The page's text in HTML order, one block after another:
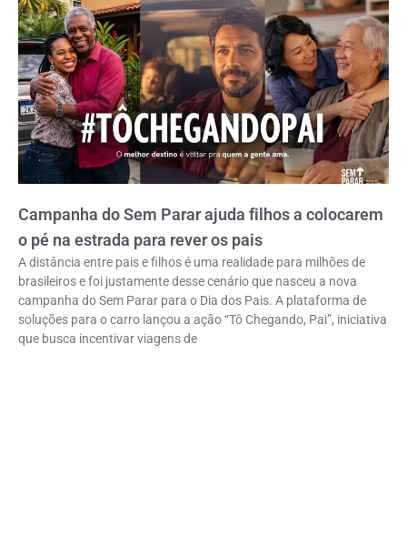
Campanha do Sem Parar ajuda filhos a colocarem
o pé na estrada para rever os pais
A distância entre pais e filhos é uma realidade para milhões de
brasileiros e foi justamente desse cenário que nasceu a nova
campanha do Sem Parar para o Dia dos Pais. A plataforma de
soluções para o carro lançou a ação “Tô Chegando, Pai”, iniciativa
que busca incentivar viagens de